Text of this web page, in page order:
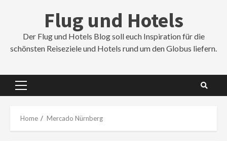
Flug und Hotels
Der Flug und Hotels Blog soll euch Inspiration für die
schönsten Reiseziele und Hotels rund um den Globus liefern.
Primary
Home Mercado Nürnberg